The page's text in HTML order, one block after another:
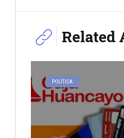
Related
POLÍTICA